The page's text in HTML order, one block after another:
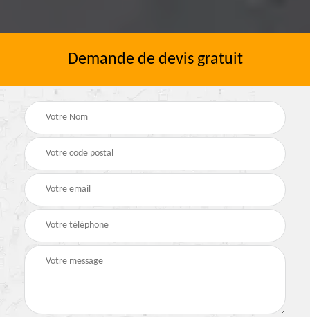
Demande de devis gratuit